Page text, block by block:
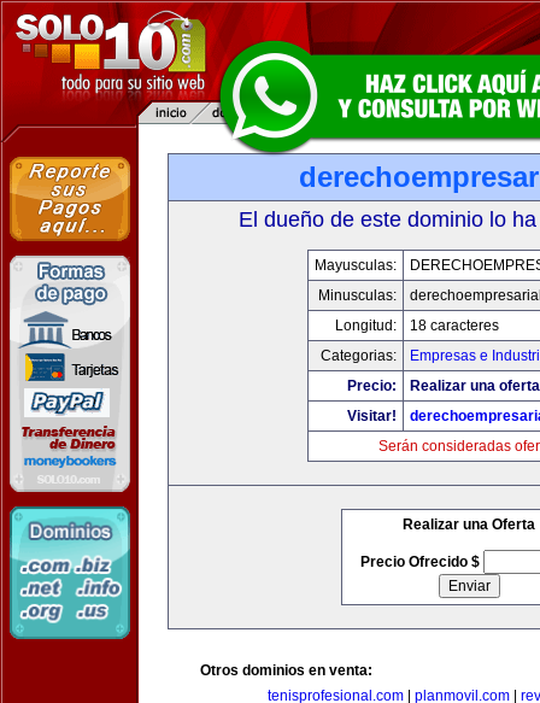
El dueño de este dominio lo
Mayusculas:
Minusculas:
Longitud:
18 caracteres
Categorias:
Empresas e
Precio:
Realizar una
Visitar!
Serán consideradas
Realizar una Oferta
Precio Ofrecido $
Otros dominios en venta:
tenisprofesional.com
planmovil.com